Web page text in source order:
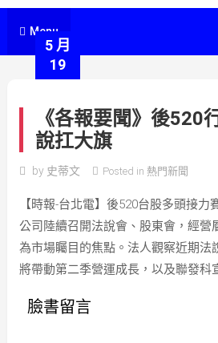
Menu
5 月
19
《各報要聞》後520
說扛大旗
by 史蒂文 Posted in 熱門新聞
【時報-台北電】後520台股多頭接
公司陸續召開法說會、股東會，經營
為市場矚目的焦點。法人觀察近期法
將帶動第二季營運成長，以及聯發科
臉書留言